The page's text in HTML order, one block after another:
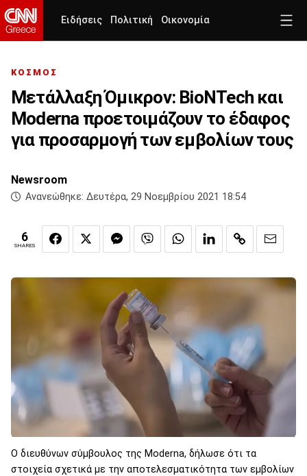
Ειδήσεις Πολιτική Οικονομία
ΚΟΣΜΟΣ
Μετάλλαξη Όμικρον: BioNTech και
Moderna προετοιμάζουν το έδαφος
για προσαρμογή των εμβολίων τους
Newsroom
Ανανεώθηκε: Δευτέρα, 29 Νοεμβρίου 2021 18:54
6
SHARES
Ο διευθύνων σύμβουλος της Moderna, δήλωσε ότι τα
στοιχεία σχετικά με την αποτελεσματικότητα των εμβολίων